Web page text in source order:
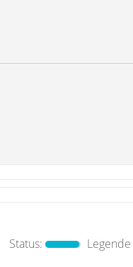
Status:
Legende